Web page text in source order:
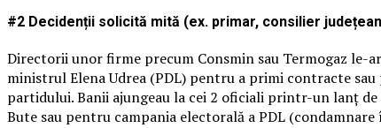
#2 Decidenții solicită mită (ex. primar, consilier
Directorii unor firme precum Consmin sau Termogaz le-
ministrul Elena Udrea (PDL) pentru a primi contracte
partidului. Banii ajungeau la cei 2 oficiali printr-un lanț
Bute sau pentru campania electorală a PDL